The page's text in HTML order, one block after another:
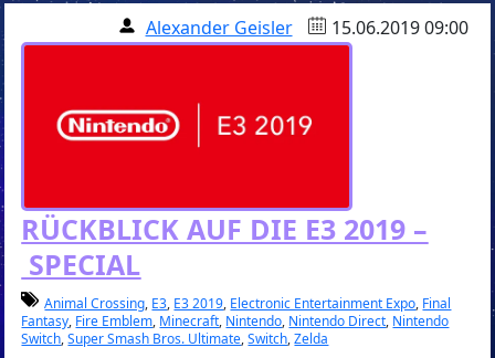
Alexander Geisler 15.06.2019 09:00
RÜCKBLICK AUF DIE E3 2019 –
SPECIAL
Animal Crossing, E3, E3 2019, Electronic Entertainment Expo, Final
Fantasy, Fire Emblem, Minecraft, Nintendo, Nintendo Direct, Nintendo
Switch,Super Smash Bros. Ultimate,Switch,Zelda